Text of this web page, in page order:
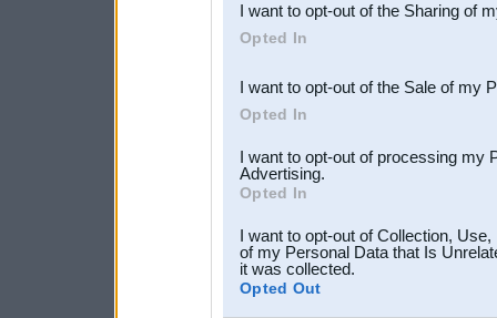
Downstream Participants
third parties.
I want to opt-out of the Sharing of
Opted In
I want to opt-out of the Sale of my
Opted In
I want to opt-out of processing my
Advertising.
Opted In
I want to opt-out of Collection,
of my Personal Data that Is
it was collected.
Opted Out